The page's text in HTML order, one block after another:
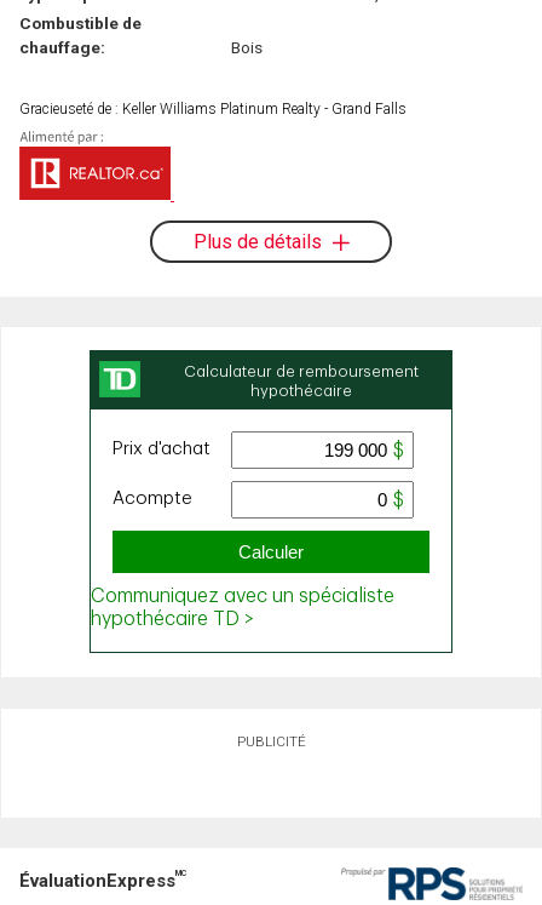
Combustible de
chauffage:
Bois
Gracieuseté de : Keller Williams Platinum Realty - Grand Falls
Plus de détails
PUBLICITÉ
ÉvaluationExpressMC